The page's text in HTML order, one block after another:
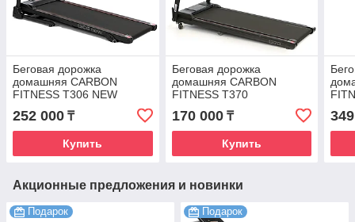
Беговая дорожка
домашняя CARBON
FITNESS T306 NEW
252 000 ₸
Купить
Беговая дорожка
домашняя CARBON
FITNESS T370
170 000₸
Купить
Акционные предложения и новинки
Подарок Подарок